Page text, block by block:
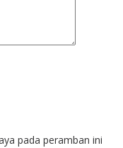
pada peramban ini